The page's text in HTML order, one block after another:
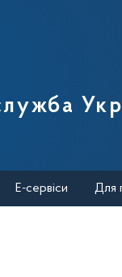
України
Е-сервіси Для